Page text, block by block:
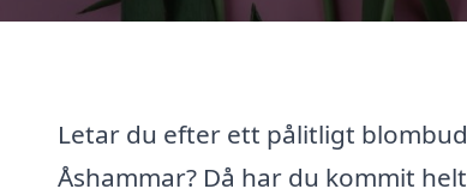
Letar du efter ett pålitligt
Åshammar? Då har du kommit